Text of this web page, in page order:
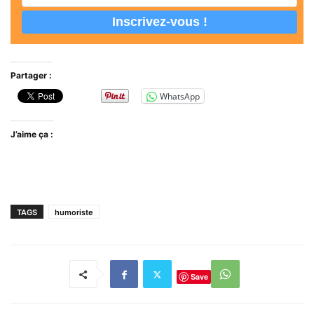
Partager :
WhatsApp
J’aime ça :
TAGS humoriste
Save